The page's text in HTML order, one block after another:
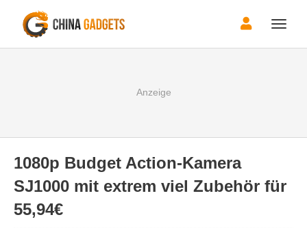
Toggle
1080p Budget Action-Kamera
SJ1000 mit extrem viel Zubehör für
55,94€